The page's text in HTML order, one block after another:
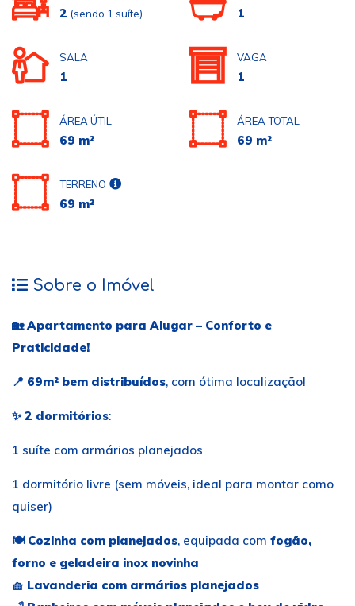
2 (sendo 1 suíte) 1
SALA
1
VAGA
1
ÁREA ÚTIL
69 m²
ÁREA TOTAL
69 m²
TERRENO
69 m²
Sobre o Imóvel
🏡Apartamento para Alugar – Conforto e
Praticidade!
📍 69m² bem distribuídos, com ótima localização!
✨2 dormitórios:
1 suíte com armários planejados
1 dormitório livre (sem móveis, ideal para montar como
quiser)
🍽️ Cozinha com planejados, equipada com fogão,
forno e geladeira inox novinha
🧺 Lavanderia com armários planejados